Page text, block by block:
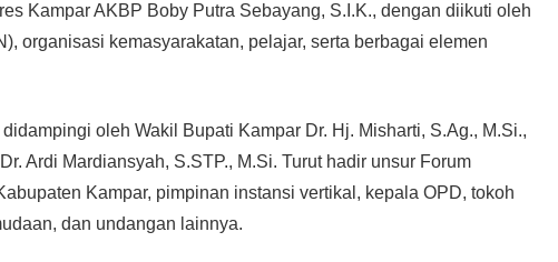
Kampar AKBP Boby Putra Sebayang, S.I.K., dengan diikuti oleh
organisasi kemasyarakatan, pelajar, serta berbagai elemen
oleh Wakil Bupati Kampar Dr. Hj. Misharti, S.Ag., M.Si.,
Ardi Mardiansyah, S.STP., M.Si. Turut hadir unsur Forum
Kampar, pimpinan instansi vertikal, kepala OPD, tokoh
dan undangan lainnya.